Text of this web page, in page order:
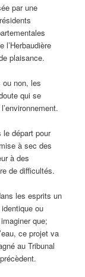
par une
l’Herbaudière
plaisance.
non, les
qui se
le départ pour
à sec des
à des
de difficultés.
les esprits un
ou
que;
ce projet va
au Tribunal